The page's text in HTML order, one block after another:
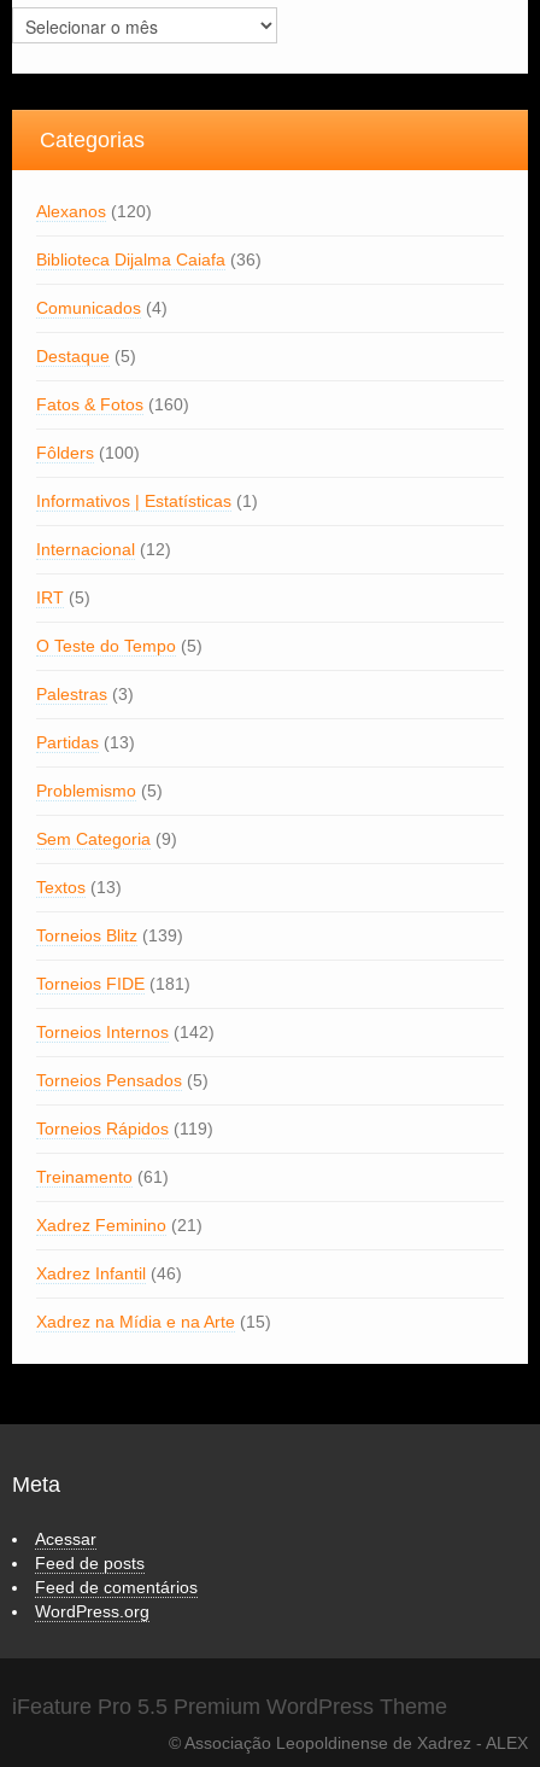
Arquivos
Categorias
Alexanos (120)
Biblioteca Dijalma Caiafa (36)
Comunicados (4)
Destaque (5)
Fatos & Fotos (160)
Fôlders (100)
Informativos | Estatísticas (1)
Internacional (12)
IRT (5)
O Teste do Tempo (5)
Palestras (3)
Partidas (13)
Problemismo (5)
Sem Categoria (9)
Textos (13)
Torneios Blitz (139)
Torneios FIDE (181)
Torneios Internos (142)
Torneios Pensados (5)
Torneios Rápidos (119)
Treinamento (61)
Xadrez Feminino (21)
Xadrez Infantil (46)
Xadrez na Mídia e na Arte (15)
Meta
Acessar
Feed de posts
Feed de comentários
WordPress.org
iFeature Pro 5.5 Premium WordPress Theme
© Associação Leopoldinense de Xadrez - ALEX